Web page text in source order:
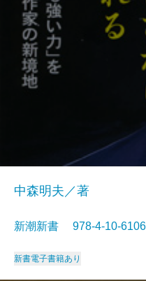
中森明夫／著
新潮新書 978-4-10-
新書電子書籍あり